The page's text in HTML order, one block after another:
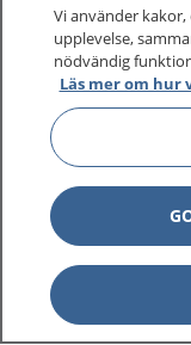
1177–
På 1177.se får
sjukdomar och
Logga in för att
vårdärenden.
1177 ger dig råd
Vi använder
upplevelse,
nödvändig
Läs mer om hur